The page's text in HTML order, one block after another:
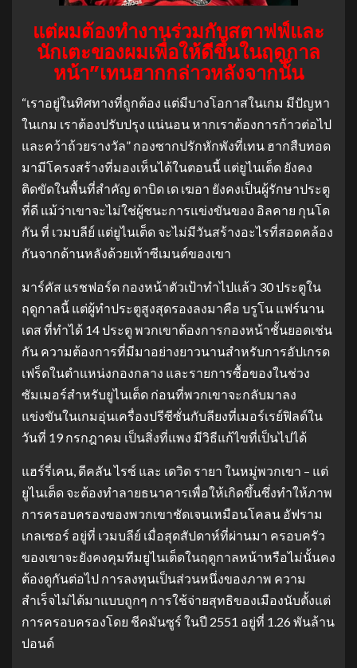
แต่ผมต้องทำงานร่วมกับสตาฟฟ์และ
นักเตะของผมเพื่อให้ดีขึ้นในฤดูกาล
หน้า”เทนฮากกล่าวหลังจากนั้น
“เราอยู่ในทิศทางที่ถูกต้อง แต่มีบางโอกาสในเกม มีปัญหา
ในเกม เราต้องปรับปรุง แน่นอน หากเราต้องการก้าวต่อไป
และคว้าถ้วยรางวัล” กองซากปรักหักพังที่เทน ฮากสืบทอด
มามีโครงสร้างที่มองเห็นได้ในตอนนี้ แต่ยูไนเต็ด ยังคง
ติดขัดในพื้นที่สำคัญ ดาบิด เด เฆอา ยังคงเป็นผู้รักษาประตู
ที่ดี แม้ว่าเขาจะไม่ใช่ผู้ชนะการแข่งขันของ อิลคาย กุนโด
กัน ที่ เวมบลีย์ แต่ยูไนเต็ด จะไม่มีวันสร้างอะไรที่สอดคล้อง
กันจากด้านหลังด้วยเท้าซีเมนต์ของเขา
มาร์คัส แรชฟอร์ด กองหน้าตัวเป้าทำไปแล้ว 30 ประตูใน
ฤดูกาลนี้ แต่ผู้ทำประตูสูงสุดรองลงมาคือ บรูโน แฟร์นาน
เดส ที่ทำได้ 14 ประตู พวกเขาต้องการกองหน้าชั้นยอดเช่น
กัน ความต้องการที่มีมาอย่างยาวนานสำหรับการอัปเกรด
เฟร็ดในตำแหน่งกองกลาง และรายการซื้อของในช่วง
ซัมเมอร์สำหรับยูไนเต็ด ก่อนที่พวกเขาจะกลับมาลง
แข่งขันในเกมอุ่นเครื่องปรีซีซั่นกับลียงที่เมอร์เรย์ฟิลด์ใน
วันที่ 19 กรกฎาคม เป็นสิ่งที่แพง มีวิธีแก้ไขที่เป็นไปได้
แฮร์รี่เคน, ดีคลัน ไรซ์ และ เดวิด รายา ในหมู่พวกเขา – แต่
ยูไนเต็ด จะต้องทำลายธนาคารเพื่อให้เกิดขึ้นซึ่งทำให้ภาพ
การครอบครองของพวกเขาชัดเจนเหมือนโคลน อัฟราม
เกลเซอร์ อยู่ที่ เวมบลีย์ เมื่อสุดสัปดาห์ที่ผ่านมา ครอบครัว
ของเขาจะยังคงคุมทีมยูไนเต็ดในฤดูกาลหน้าหรือไม่นั้นคง
ต้องดูกันต่อไป การลงทุนเป็นส่วนหนึ่งของภาพ ความ
สำเร็จไม่ได้มาแบบถูกๆ การใช้จ่ายสุทธิของเมืองนับตั้งแต่
การครอบครองโดย ชีคมันซูร์ ในปี 2551 อยู่ที่ 1.26 พันล้าน
ปอนด์